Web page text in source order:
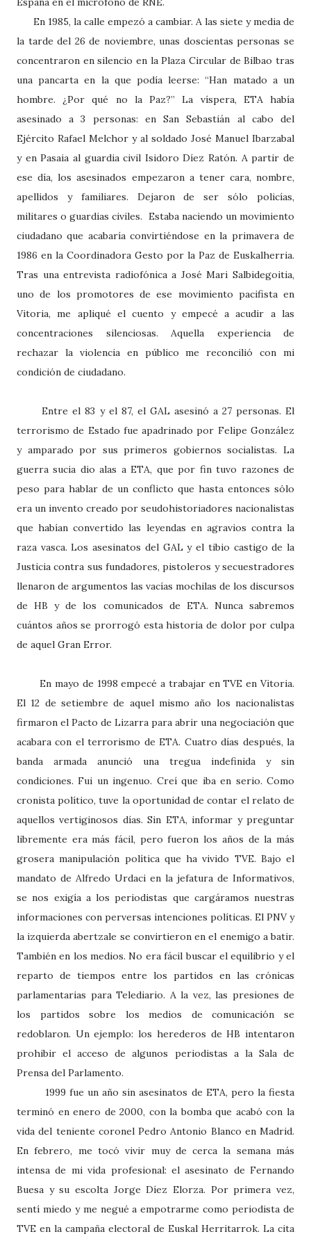
En 1985, la calle empezó a cambiar. A las siete y media de
la tarde del 26 de noviembre, unas doscientas personas se
concentraron en silencio en la Plaza Circular de Bilbao tras
una pancarta en la que podía leerse: “Han matado a un
hombre. ¿Por qué no la Paz?” La víspera, ETA había
asesinado a 3 personas: en San Sebastián al cabo del
Ejército Rafael Melchor y al soldado José Manuel Ibarzabal
y en Pasaia al guardia civil Isidoro Díez Ratón. A partir de
ese día, los asesinados empezaron a tener cara, nombre,
apellidos y familiares. Dejaron de ser sólo policías,
militares o guardias civiles. Estaba naciendo un movimiento
ciudadano que acabaría convirtiéndose en la primavera de
1986 en la Coordinadora Gesto por la Paz de Euskalherria.
Tras una entrevista radiofónica a José Mari Salbidegoitia,
uno de los promotores de ese movimiento pacifista en
Vitoria, me apliqué el cuento y empecé a acudir a las
concentraciones silenciosas. Aquella experiencia de
rechazar la violencia en público me reconcilió con mi
condición de ciudadano.
Entre el 83 y el 87, el GAL asesinó a 27 personas. El
terrorismo de Estado fue apadrinado por Felipe González
y amparado por sus primeros gobiernos socialistas. La
guerra sucia dio alas a ETA, que por fin tuvo razones de
peso para hablar de un conflicto que hasta entonces sólo
era un invento creado por seudohistoriadores nacionalistas
que habían convertido las leyendas en agravios contra la
raza vasca. Los asesinatos del GAL y el tibio castigo de la
Justicia contra sus fundadores, pistoleros y secuestradores
llenaron de argumentos las vacías mochilas de los discursos
de HB y de los comunicados de ETA. Nunca sabremos
cuántos años se prorrogó esta historia de dolor por culpa
de aquel Gran Error.
En mayo de 1998 empecé a trabajar en TVE en Vitoria.
El 12 de setiembre de aquel mismo año los nacionalistas
firmaron el Pacto de Lizarra para abrir una negociación que
acabara con el terrorismo de ETA. Cuatro días después, la
banda armada anunció una tregua indefinida y sin
condiciones. Fui un ingenuo. Creí que iba en serio. Como
cronista político, tuve la oportunidad de contar el relato de
aquellos vertiginosos días. Sin ETA, informar y preguntar
libremente era más fácil, pero fueron los años de la más
grosera manipulación política que ha vivido TVE. Bajo el
mandato de Alfredo Urdaci en la jefatura de Informativos,
se nos exigía a los periodistas que cargáramos nuestras
informaciones con perversas intenciones políticas. El PNV y
la izquierda abertzale se convirtieron en el enemigo a batir.
También en los medios. No era fácil buscar el equilibrio y el
reparto de tiempos entre los partidos en las crónicas
parlamentarias para Telediario. A la vez, las presiones de
los partidos sobre los medios de comunicación se
redoblaron. Un ejemplo: los herederos de HB intentaron
prohibir el acceso de algunos periodistas a la Sala de
Prensa del Parlamento.
1999 fue un año sin asesinatos de ETA, pero la fiesta
terminó en enero de 2000, con la bomba que acabó con la
vida del teniente coronel Pedro Antonio Blanco en Madrid.
En febrero, me tocó vivir muy de cerca la semana más
intensa de mi vida profesional: el asesinato de Fernando
Buesa y su escolta Jorge Díez Elorza. Por primera vez,
sentí miedo y me negué a empotrarme como periodista de
TVE en la campaña electoral de Euskal Herritarrok. La cita